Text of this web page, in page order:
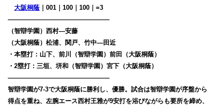
大阪桐蔭 ｜001｜100｜100｜=3
————————————————
（智辯学園）西村―安藤
（大阪桐蔭）松浦、関戸、竹中―田近
・本塁打：山下、前川（智辯学園）前田（大阪桐蔭）
・2塁打：三垣、垪和（智辯学園）宮下（大阪桐蔭）
————————————————
智辯学園が7-3で大阪桐蔭に勝利し、優勝。試合は智辯学園が序盤から
得点を重ね、左腕エース西村王雅が9安打を浴びながらも要所を締め、